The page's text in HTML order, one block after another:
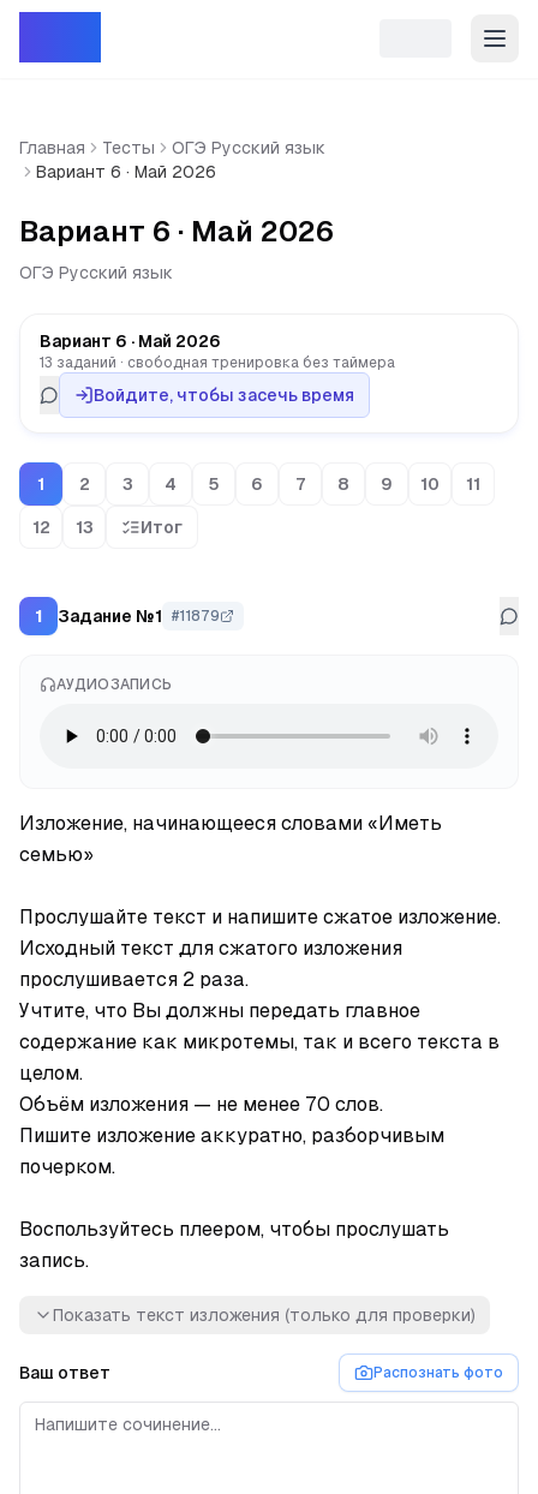
Главная Тесты
ОГЭ Русский язык
Вариант 6 · Май 2026
Вариант 6 · Май 2026
ОГЭ Русский язык
Вариант 6 · Май 2026
13 заданий · свободная тренировка без таймера
Войдите, чтобы засечь время
1 2 3 4 5 6 7 8 9 10 11
12 13 Итог
1 Задание №1 #11879
АУДИОЗАПИСЬ
Изложение, начинающееся словами «Иметь
семью»
Прослушайте текст и напишите сжатое изложение.
Исходный текст для сжатого изложения
прослушивается 2 раза.
Учтите, что Вы должны передать главное
содержание как микротемы, так и всего текста в
целом.
Объём изложения — не менее 70 слов.
Пишите изложение аккуратно, разборчивым
почерком.
Воспользуйтесь плеером, чтобы прослушать
запись.
Показать текст изложения (только для проверки)
Ваш ответ Распознать фото